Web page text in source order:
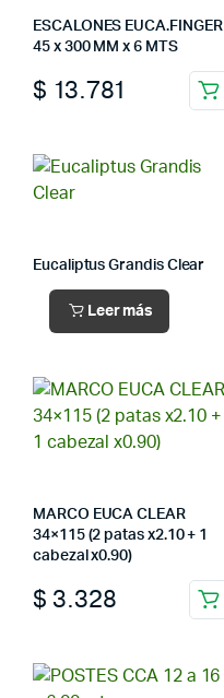
ESCALONES EUCA.FINGER
45 x 300 MM x 6 MTS
$ 13.781
Eucaliptus Grandis Clear
Leer más
MARCO EUCA CLEAR
34×115 (2 patas x2.10 + 1
cabezal x0.90)
$ 3.328